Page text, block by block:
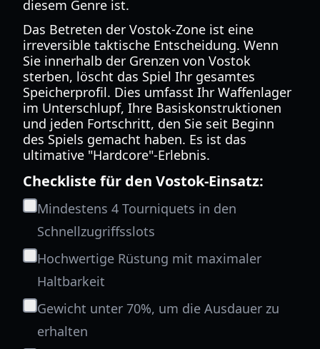
diesem Genre ist.
Das Betreten der Vostok-Zone ist eine
irreversible taktische Entscheidung. Wenn
Sie innerhalb der Grenzen von Vostok
sterben, löscht das Spiel Ihr gesamtes
Speicherprofil. Dies umfasst Ihr Waffenlager
im Unterschlupf, Ihre Basiskonstruktionen
und jeden Fortschritt, den Sie seit Beginn
des Spiels gemacht haben. Es ist das
ultimative "Hardcore"-Erlebnis.
Checkliste für den Vostok-Einsatz:
Mindestens 4 Tourniquets in den
Schnellzugriffsslots
Hochwertige Rüstung mit maximaler
Haltbarkeit
Gewicht unter 70%, um die Ausdauer zu
erhalten